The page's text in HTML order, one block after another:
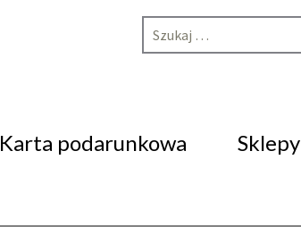
Szukaj:
Karta podarunkowa Sklepy